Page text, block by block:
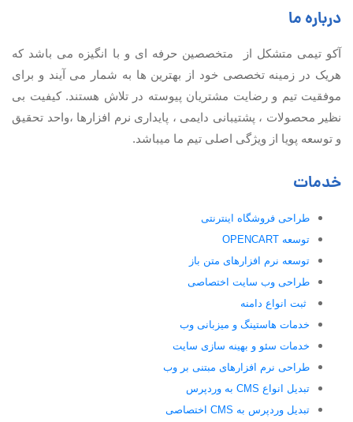
درباره ما
آكو تيمی متشکل از متخصصین حرفه ای و با انگیزه می باشد که
هریک در زمینه تخصصی خود از بهترین ها به شمار می آیند و برای
موفقیت تيم و رضایت مشتریان پیوسته در تلاش هستند. کیفیت بی
نظير محصولات ، پشتیبانی دايمی ، پایداری نرم افزارها ،واحد تحقیق
و توسعه پویا از ویژگی اصلی تیم ما میباشد.
خدمات
طراحی فروشگاه اینترنتی
توسعه OPENCART
توسعه نرم افزارهای متن باز
طراحی وب سایت اختصاصی
ثبت انواع دامنه
خدمات هاستینگ و میزبانی وب
خدمات سئو و بهینه سازی سایت
طراحی نرم افزارهای مبتنی بر وب
تبدیل انواع CMS به وردپرس
تبدیل وردپرس به CMS اختصاصی